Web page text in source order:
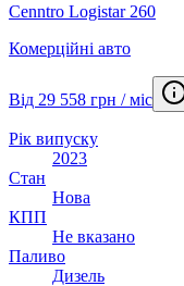
Cenntro Logistar 260
Комерційні авто
Від 29 558 грн / міс
Рік випуску
2023
Стан
Нова
КПП
Не вказано
Паливо
Дизель